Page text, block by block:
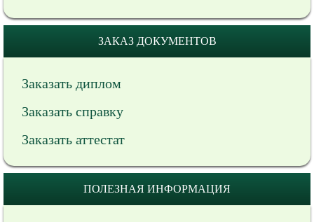
ЗАКАЗ ДОКУМЕНТОВ
Заказать диплом
Заказать справку
Заказать аттестат
ПОЛЕЗНАЯ ИНФОРМАЦИЯ